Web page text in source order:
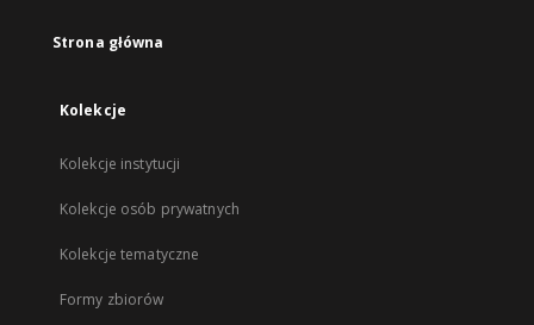
Strona główna
Kolekcje
Kolekcje instytucji
Kolekcje osób prywatnych
Kolekcje tematyczne
Formy zbiorów